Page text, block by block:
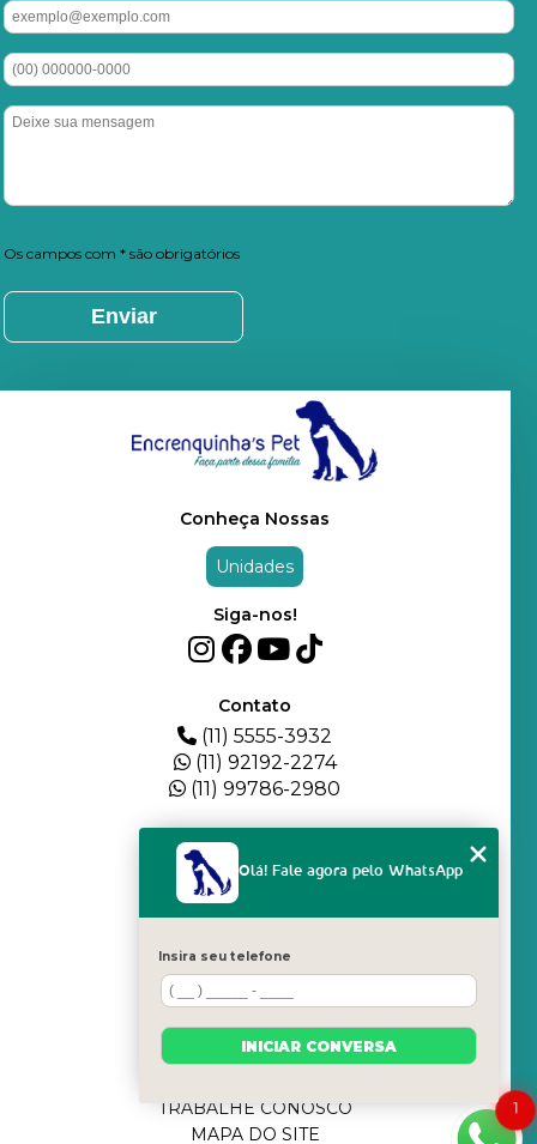
Os campos com * são obrigatórios
Conheça Nossas
Unidades
Siga-nos!
Contato
(11) 5555-3932
(11) 92192-2274
(11) 99786-2980
Menu
HOME
QUEM SOMOS
DEPOIMENTOS
PLANTEL
BLOG
SERVIÇOS
FILHOTES
CONTATO
TRABALHE CONOSCO
MAPA DO SITE
1
Olá! Fale agora pelo WhatsApp
Insira seu telefone
INICIAR CONVERSA